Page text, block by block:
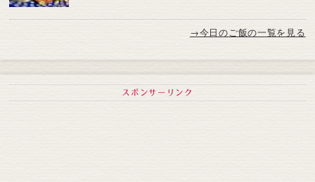
→今日のご飯の一覧を見る
スポンサーリンク